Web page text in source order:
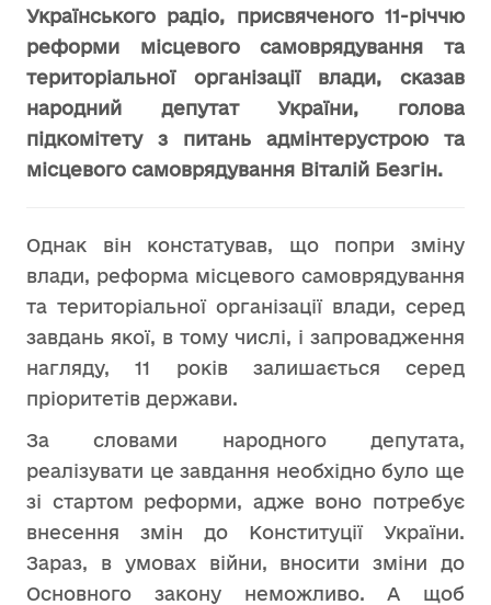
Українського радіо, присвяченого 11-річчю
реформи місцевого самоврядування та
територіальної організації влади, сказав
народний депутат України, голова
підкомітету з питань адмінтерустрою та
місцевого самоврядування Віталій Безгін.
Однак він констатував, що попри зміну
влади, реформа місцевого самоврядування
та територіальної організації влади, серед
завдань якої, в тому числі, і запровадження
нагляду, 11 років залишається серед
пріоритетів держави.
За словами народного депутата,
реалізувати це завдання необхідно було ще
зі стартом реформи, адже воно потребує
внесення змін до Конституції України.
Зараз, в умовах війни, вносити зміни до
Основного закону неможливо. А щоб